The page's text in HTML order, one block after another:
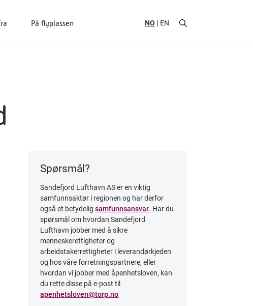
På flyplassen NO EN
Spørsmål?
Sandefjord Lufthavn AS er en viktig
samfunnsaktør i regionen og har derfor
også et betydeligsamfunnsansvar. Har du
spørsmål om hvordan Sandefjord
Lufthavn jobber med å sikre
menneskerettigheter og
arbeidstakerrettigheter i leverandørkjeden
og hos våre forretningspartnere, eller
hvordan vi jobber med åpenhetsloven, kan
du rette disse på e-post til
apenhetsloven@torp.no